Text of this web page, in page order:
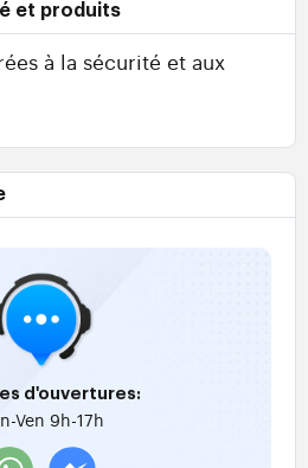
et produits
à la sécurité et aux
d'ouvertures:
Ven 9h-17h